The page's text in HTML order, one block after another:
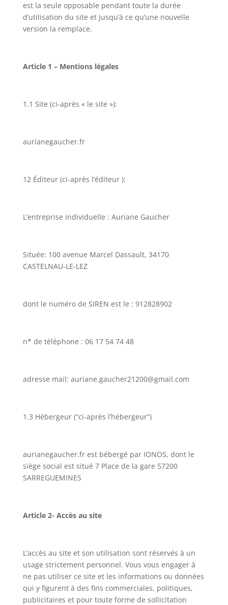
est la seule opposable pendant toute la durée
d’utilisation du site et jusqu’à ce qu’une nouvelle
version la remplace.
Article 1 – Mentions légales
1.1 Site (ci-après « le site »):
aurianegaucher.fr
12 Éditeur (ci-après l’éditeur ):
L’entreprise individuelle : Auriane Gaucher
Située: 100 avenue Marcel Dassault, 34170
CASTELNAU-LE-LEZ
dont le numéro de SIREN est le : 912828902
n* de téléphone : 06 17 54 74 48
adresse mail: auriane.gaucher21200@gmail.com
1.3 Hébergeur (“ci-après l’hébergeur”)
aurianegaucher.fr est bébergé par IONOS, dont le
siège social est situé 7 Place de la gare 57200
SARREGUEMINES
Article 2- Accès au site
L’accès au site et son utilisation sont réservés à un
usage strictement personnel. Vous vous engager à
ne pas utiliser ce site et les informations ou données
qui y figurent à des fins commerciales, politiques,
publicitaires et pour toute forme de sollicitation